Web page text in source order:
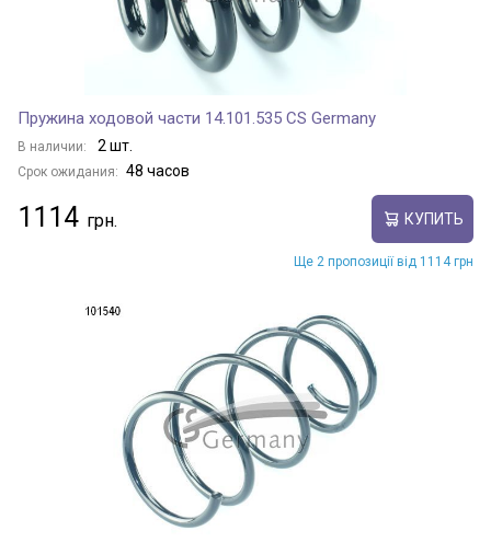
Пружина ходовой части 14.101.535 CS Germany
В наличии: 2 шт.
Срок ожидания: 48 часов
1114 КУПИТЬ
Ще 2 пропозиції від 1114 грн